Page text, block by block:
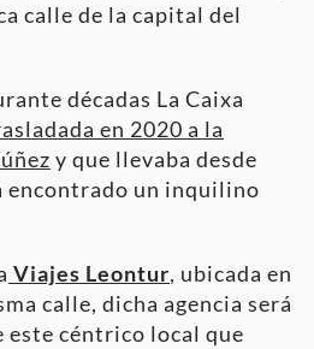
calle de la capital del
décadas La Caixa
en 2020 a la
y que llevaba desde
encontrado un inquilino
Viajes Leontur, ubicada en
calle, dicha agencia será
céntrico local que